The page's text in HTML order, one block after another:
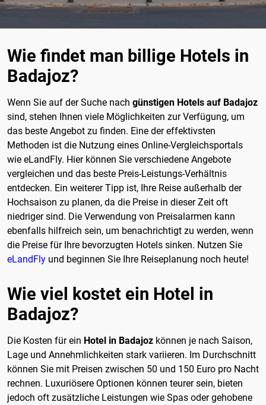
Wie findet man billige Hotels in
Badajoz?
Wenn Sie auf der Suche nach günstigen Hotels auf Badajoz
sind, stehen Ihnen viele Möglichkeiten zur Verfügung, um
das beste Angebot zu finden. Eine der effektivsten
Methoden ist die Nutzung eines Online-Vergleichsportals
wie eLandFly. Hier können Sie verschiedene Angebote
vergleichen und das beste Preis-Leistungs-Verhältnis
entdecken. Ein weiterer Tipp ist, Ihre Reise außerhalb der
Hochsaison zu planen, da die Preise in dieser Zeit oft
niedriger sind. Die Verwendung von Preisalarmen kann
ebenfalls hilfreich sein, um benachrichtigt zu werden, wenn
die Preise für Ihre bevorzugten Hotels sinken. Nutzen Sie
eLandFly und beginnen Sie Ihre Reiseplanung noch heute!
Wie viel kostet ein Hotel in
Badajoz?
Die Kosten für ein Hotel in Badajoz können je nach Saison,
Lage und Annehmlichkeiten stark variieren. Im Durchschnitt
können Sie mit Preisen zwischen 50 und 150 Euro pro Nacht
rechnen. Luxuriösere Optionen können teurer sein, bieten
jedoch oft zusätzliche Leistungen wie Spas oder gehobene